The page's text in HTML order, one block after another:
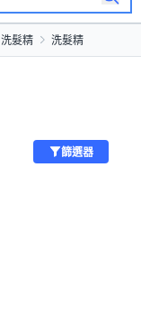
洗髮精 洗髮精
篩選器